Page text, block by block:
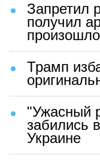
Запретил
получил
Трамп
"Ужасный
забились
Украине